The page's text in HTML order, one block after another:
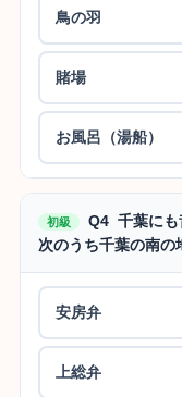
鳥の羽
賭場
お風呂（湯船）
初級
Q4 千葉にも
次のうち千葉の南の
安房弁
上総弁